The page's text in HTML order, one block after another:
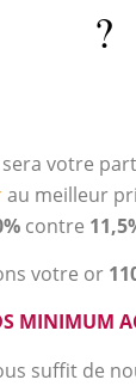
?
sera votre
au meilleur
contre
votre or
MINIMUM
suffit de